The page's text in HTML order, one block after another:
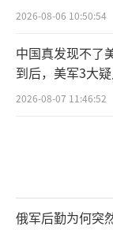
2026-08-06 10:50:54
中国真发现不了
到后，美军3大
如此
2026-08-07 11:46:52
俄军后勤为何突